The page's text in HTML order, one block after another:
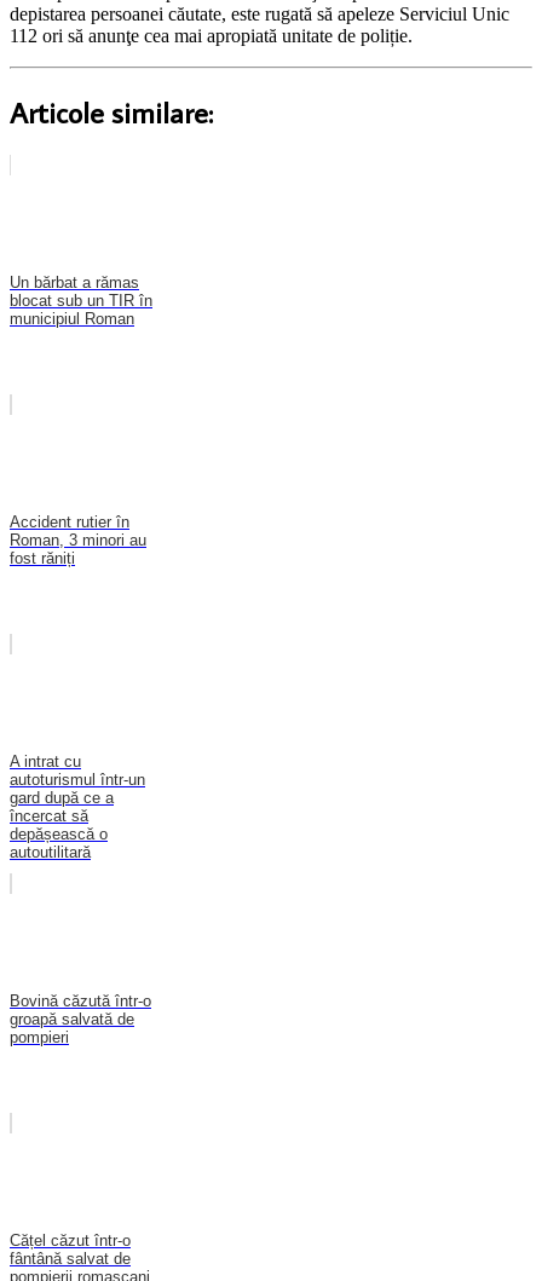
depistarea persoanei căutate, este rugată să apeleze Serviciul Unic
112 ori să anunţe cea mai apropiată unitate de poliție.
Articole similare:
Un bărbat a rămas
blocat sub un TIR în
municipiul Roman
Accident rutier în
Roman, 3 minori au
fost răniți
A intrat cu
autoturismul într-un
gard după ce a
încercat să
depășească o
autoutilitară
Bovină căzută într-o
groapă salvată de
pompieri
Cățel căzut într-o
fântână salvat de
pompierii romașcani